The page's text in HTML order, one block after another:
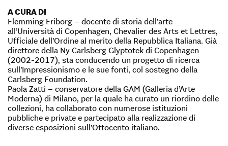
A CURA DI
Flemming Friborg – docente di storia dell’arte
all’Università di Copenhagen, Chevalier des Arts et Lettres,
Ufficiale dell’Ordine al merito della Repubblica Italiana. Già
direttore della Ny Carlsberg Glyptotek di Copenhagen
(2002-2017), sta conducendo un progetto di ricerca
sull’Impressionismo e le sue fonti, col sostegno della
Carlsberg Foundation.
Paola Zatti – conservatore della GAM (Galleria d’Arte
Moderna) di Milano, per la quale ha curato un riordino delle
collezioni, ha collaborato con numerose istituzioni
pubbliche e private e partecipato alla realizzazione di
diverse esposizioni sull’Ottocento italiano.